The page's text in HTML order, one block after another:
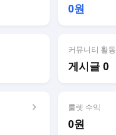
0원
커뮤니티 활동
게시글 0
룰렛 수익
0원